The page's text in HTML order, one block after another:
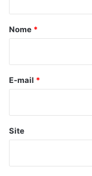
n
o
s
a
B
a
i
a
r
*
Nome *
E-mail *
Site